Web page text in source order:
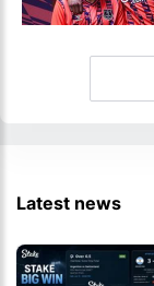
Latest news